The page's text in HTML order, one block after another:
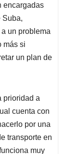
encargadas
Suba,
un problema
más si
un plan de
prioridad a
cuenta con
por una
transporte en
muy